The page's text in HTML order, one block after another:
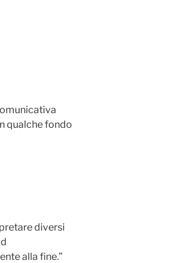
qualche fondo
diversi
alla fine.”